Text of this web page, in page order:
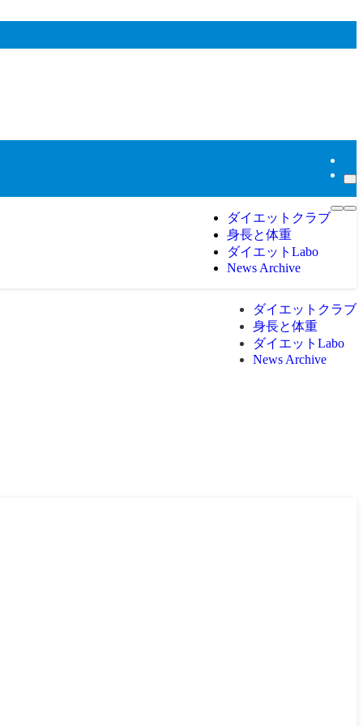
ダイエットクラブ
身長と体重
ダイエットLabo
News Archive
ダイエットクラブ
身長と体重
ダイエットLabo
News Archive